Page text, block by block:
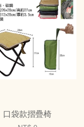
口袋款摺疊椅